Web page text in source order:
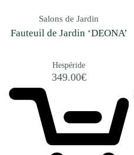
Salons de Jardin
Fauteuil de Jardin ‘DEONA’
Hespéride
349.00€